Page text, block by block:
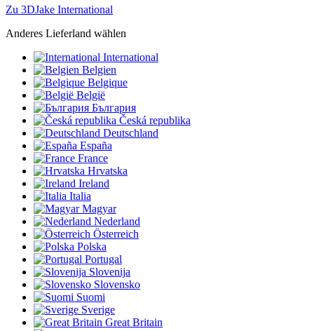
Zu 3DJake International
Anderes Lieferland wählen
International
Belgien
Belgique
België
България
Česká republika
Deutschland
España
France
Hrvatska
Ireland
Italia
Magyar
Nederland
Österreich
Polska
Portugal
Slovenija
Slovensko
Suomi
Sverige
Great Britain